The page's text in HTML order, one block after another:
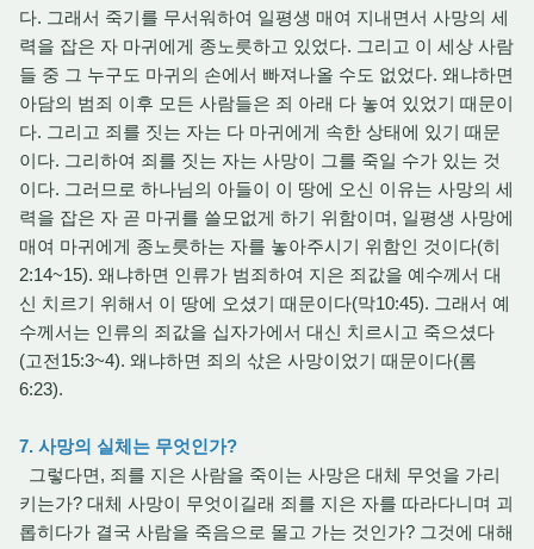
다. 그래서 죽기를 무서워하여 일평생 매여 지내면서 사망의 세
력을 잡은 자 마귀에게 종노릇하고 있었다. 그리고 이 세상 사람
들 중 그 누구도 마귀의 손에서 빠져나올 수도 없었다. 왜냐하면
아담의 범죄 이후 모든 사람들은 죄 아래 다 놓여 있었기 때문이
다. 그리고 죄를 짓는 자는 다 마귀에게 속한 상태에 있기 때문
이다. 그리하여 죄를 짓는 자는 사망이 그를 죽일 수가 있는 것
이다. 그러므로 하나님의 아들이 이 땅에 오신 이유는 사망의 세
력을 잡은 자 곧 마귀를 쓸모없게 하기 위함이며, 일평생 사망에
매여 마귀에게 종노릇하는 자를 놓아주시기 위함인 것이다(히
2:14~15). 왜냐하면 인류가 범죄하여 지은 죄값을 예수께서 대
신 치르기 위해서 이 땅에 오셨기 때문이다(막10:45). 그래서 예
수께서는 인류의 죄값을 십자가에서 대신 치르시고 죽으셨다
(고전15:3~4). 왜냐하면 죄의 삯은 사망이었기 때문이다(롬
6:23).
7. 사망의 실체는 무엇인가?
그렇다면, 죄를 지은 사람을 죽이는 사망은 대체 무엇을 가리
키는가? 대체 사망이 무엇이길래 죄를 지은 자를 따라다니며 괴
롭히다가 결국 사람을 죽음으로 몰고 가는 것인가? 그것에 대해